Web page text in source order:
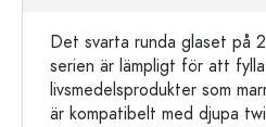
Det svarta runda glaset på
serien är lämpligt för att
livsmedelsprodukter som
är kompatibelt med djupa